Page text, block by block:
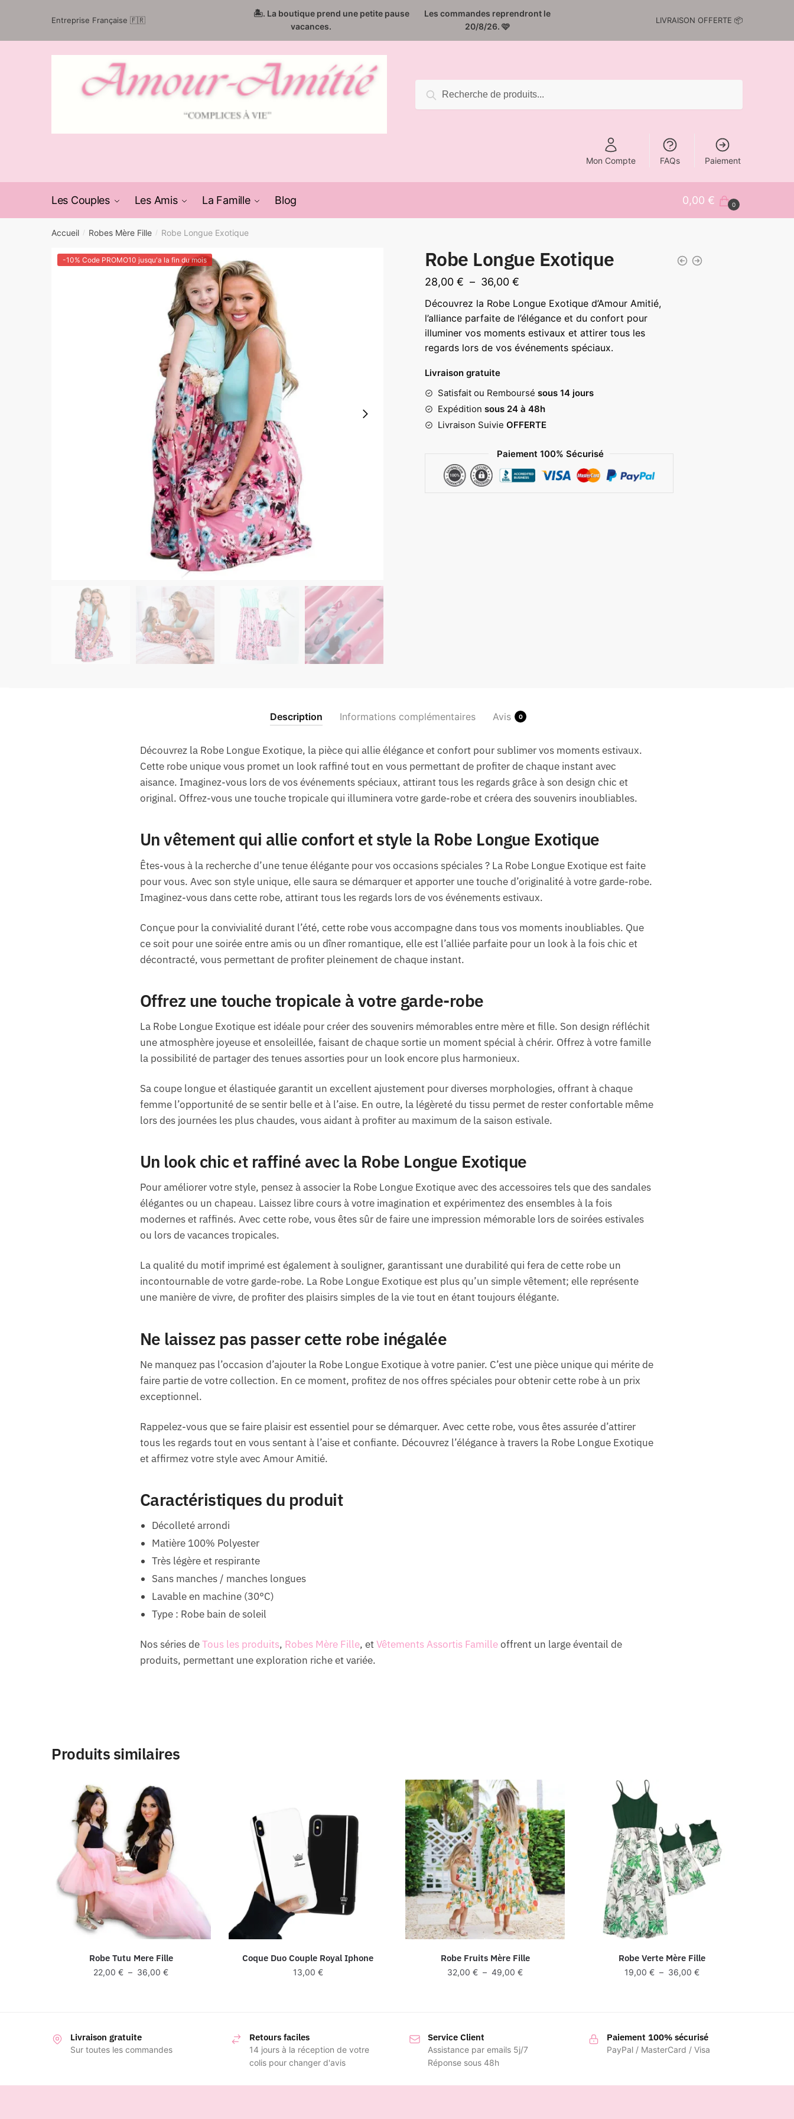
Entreprise Française 🇫🇷
🏝️. La boutique prend une petite pause
vacances.
Les commandes reprendront le
20/8/26. 🩷
LIVRAISON OFFERTE 📦
pour :
Recherche
Mon Compte FAQs Paiement
Les Couples Les Amis La Famille Blog 0,00 € 0
Accueil / Robes Mère Fille / Robe Longue Exotique
-10% Code PROMO10 jusqu'a la fin du mois Robe Longue Exotique
28,00 € – 36,00 €Plage
prix :
28,00 €
à
Découvrez la Robe Longue Exotique d’Amour Amitié,
l’alliance parfaite de l’élégance et du confort pour
illuminer vos moments estivaux et attirer tous les
regards lors de vos événements spéciaux.
Livraison gratuite
Satisfait ou Remboursé sous 14 jours
Expédition sous 24 à 48h
Livraison Suivie OFFERTE
Paiement 100% Sécurisé
Description Informations complémentaires Avis 0
Découvrez la Robe Longue Exotique, la pièce qui allie élégance et confort pour sublimer vos moments estivaux.
Cette robe unique vous promet un look raffiné tout en vous permettant de profiter de chaque instant avec
aisance. Imaginez-vous lors de vos événements spéciaux, attirant tous les regards grâce à son design chic et
original. Offrez-vous une touche tropicale qui illuminera votre garde-robe et créera des souvenirs inoubliables.
Un vêtement qui allie confort et style la Robe Longue Exotique
Êtes-vous à la recherche d’une tenue élégante pour vos occasions spéciales ? La Robe Longue Exotique est faite
pour vous. Avec son style unique, elle saura se démarquer et apporter une touche d’originalité à votre garde-robe.
Imaginez-vous dans cette robe, attirant tous les regards lors de vos événements estivaux.
Conçue pour la convivialité durant l’été, cette robe vous accompagne dans tous vos moments inoubliables. Que
ce soit pour une soirée entre amis ou un dîner romantique, elle est l’alliée parfaite pour un look à la fois chic et
décontracté, vous permettant de profiter pleinement de chaque instant.
Offrez une touche tropicale à votre garde-robe
La Robe Longue Exotique est idéale pour créer des souvenirs mémorables entre mère et fille. Son design réfléchit
une atmosphère joyeuse et ensoleillée, faisant de chaque sortie un moment spécial à chérir. Offrez à votre famille
la possibilité de partager des tenues assorties pour un look encore plus harmonieux.
Sa coupe longue et élastiquée garantit un excellent ajustement pour diverses morphologies, offrant à chaque
femme l’opportunité de se sentir belle et à l’aise. En outre, la légèreté du tissu permet de rester confortable même
lors des journées les plus chaudes, vous aidant à profiter au maximum de la saison estivale.
Un look chic et raffiné avec la Robe Longue Exotique
Pour améliorer votre style, pensez à associer la Robe Longue Exotique avec des accessoires tels que des sandales
élégantes ou un chapeau. Laissez libre cours à votre imagination et expérimentez des ensembles à la fois
modernes et raffinés. Avec cette robe, vous êtes sûr de faire une impression mémorable lors de soirées estivales
ou lors de vacances tropicales.
La qualité du motif imprimé est également à souligner, garantissant une durabilité qui fera de cette robe un
incontournable de votre garde-robe. La Robe Longue Exotique est plus qu’un simple vêtement; elle représente
une manière de vivre, de profiter des plaisirs simples de la vie tout en étant toujours élégante.
Ne laissez pas passer cette robe inégalée
Ne manquez pas l’occasion d’ajouter la Robe Longue Exotique à votre panier. C’est une pièce unique qui mérite de
faire partie de votre collection. En ce moment, profitez de nos offres spéciales pour obtenir cette robe à un prix
exceptionnel.
Rappelez-vous que se faire plaisir est essentiel pour se démarquer. Avec cette robe, vous êtes assurée d’attirer
tous les regards tout en vous sentant à l’aise et confiante. Découvrez l’élégance à travers la Robe Longue Exotique
et affirmez votre style avec Amour Amitié.
Caractéristiques du produit
Décolleté arrondi
Matière 100% Polyester
Très légère et respirante
Sans manches / manches longues
Lavable en machine (30°C)
Type : Robe bain de soleil
Nos séries deTous les produits, Robes Mère Fille, etVêtements Assortis Familleoffrent un large éventail de
produits, permettant une exploration riche et variée.
Produits similaires
Robe Tutu Mere Fille
22,00€ – 36,00€Plage
Coque Duo Couple Royal Iphone
13,00 €
Robe Fruits Mère Fille
32,00€ – 49,00€Plage
Robe Verte Mère Fille
19,00€ – 36,00€Plage
36,00 €
Livraison gratuite
Sur toutes les commandes
Retours faciles
14 jours à la réception de votre
colis pour changer d'avis
Service Client
Assistance par emails 5j/7
Réponse sous 48h
Paiement 100% sécurisé
PayPal / MasterCard / Visa